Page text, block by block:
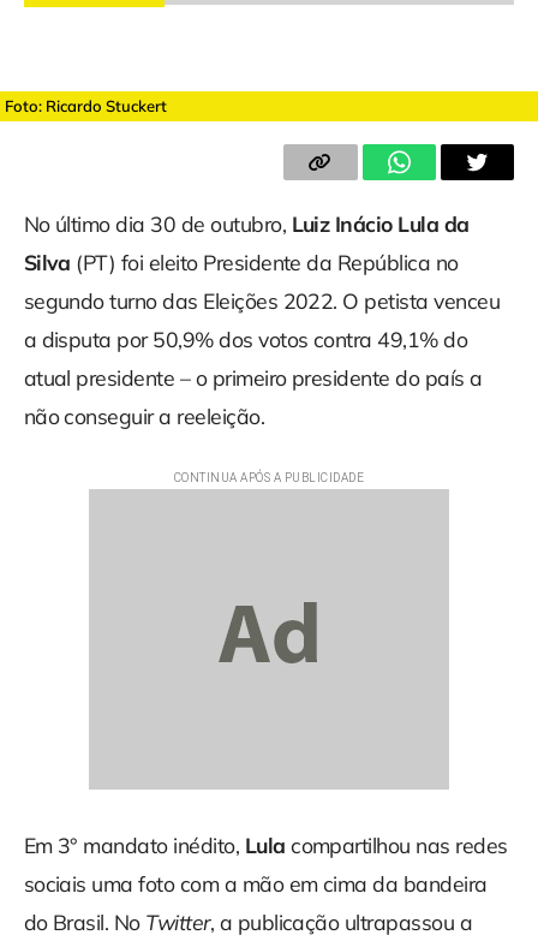
Foto: Ricardo Stuckert
No último dia 30 de outubro, Luiz Inácio Lula da
Silva (PT) foi eleito Presidente da República no
segundo turno das Eleições 2022. O petista venceu
a disputa por 50,9% dos votos contra 49,1% do
atual presidente – o primeiro presidente do país a
não conseguir a reeleição.
Em 3° mandato inédito, Lulacompartilhou nas redes
sociais uma foto com a mão em cima da bandeira
do Brasil. No Twitter, a publicação ultrapassou a